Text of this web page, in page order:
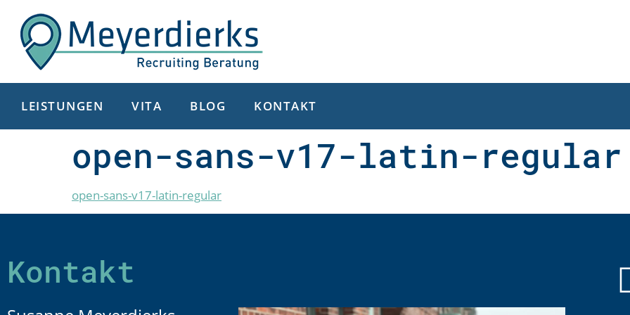
LEISTUNGEN VITA BLOG KONTAKT
open-sans-v17-latin-regular
open-sans-v17-latin-regular
Kontakt